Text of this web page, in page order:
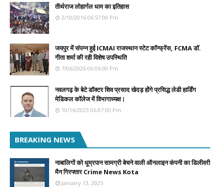
तीर्थराज लोहार्गल धाम का इतिहास
2/10/2016 06:57:00 Pm
जयपुर में संपन्न हुई ICMAI राजस्थान स्टेट कॉन्फ्रेंस, FCMA डॉ.
गीता शर्मा की रही विशेष उपस्थिति
7/06/2026 06:06:00 Pm
नवलगढ़ के बेटे डॉक्टर शिव प्रसाद खेदड़ होंगे प्रसिद्ध लेडी हार्डिंग
मेडिकल कॉलेज में विभागाध्यक्ष।
10/16/2023 06:07:00 Pm
BREAKING NEWS
नाबालिगों को धूम्रपान सामग्री बेचने वाली ऑनलाइन कंपनी का डिलीवरी
मैन गिरफ्तार Crime News Kota
January 13, 2025